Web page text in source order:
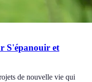
S'épanouir et
de nouvelle vie qui